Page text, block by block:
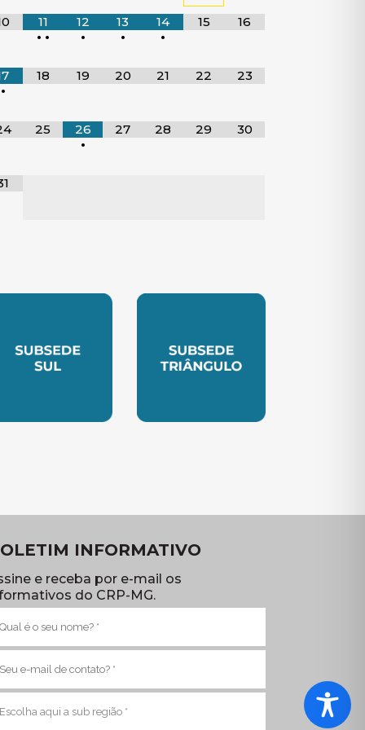
11
• •
12
•
13
•
14
•
15 16
•
18 19 20 21 22 23
25
26
•
27 28 29 30
INFORMATIVO
e receba por e-mail os
do CRP-MG.